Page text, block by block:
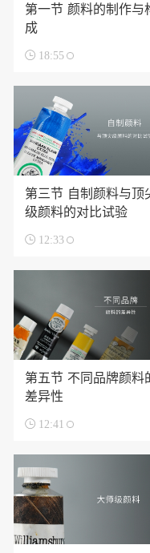
第一节 颜料的制作与
成
 18:55
第三节 自制颜料与顶
级颜料的对比试验
 12:33
第五节 不同品牌颜料
差异性
 12:41